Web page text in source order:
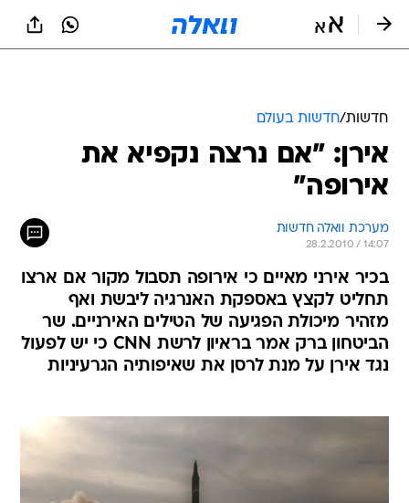
חדשות/חדשות בעולם
אירן: "אם נרצה נקפיא את
אירופה"
מערכת וואלה חדשות
28.2.2010 / 14:07
בכיר אירני מאיים כי אירופה תסבול מקור אם ארצו
תחליט לקצץ באספקת האנרגיה ליבשת ואף
מזהיר מיכולת הפגיעה של הטילים האירניים. שר
הביטחון ברק אמר בראיון לרשת CNN כי יש לפעול
נגד אירן על מנת לרסן את שאיפותיה הגרעיניות